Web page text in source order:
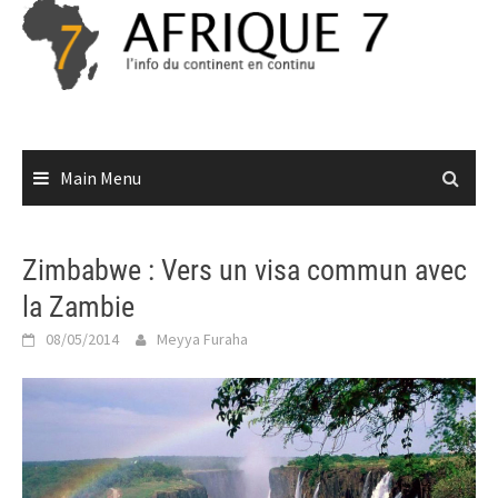
Skip
content
Main Menu
Zimbabwe : Vers un visa commun avec
la Zambie
08/05/2014 Meyya Furaha